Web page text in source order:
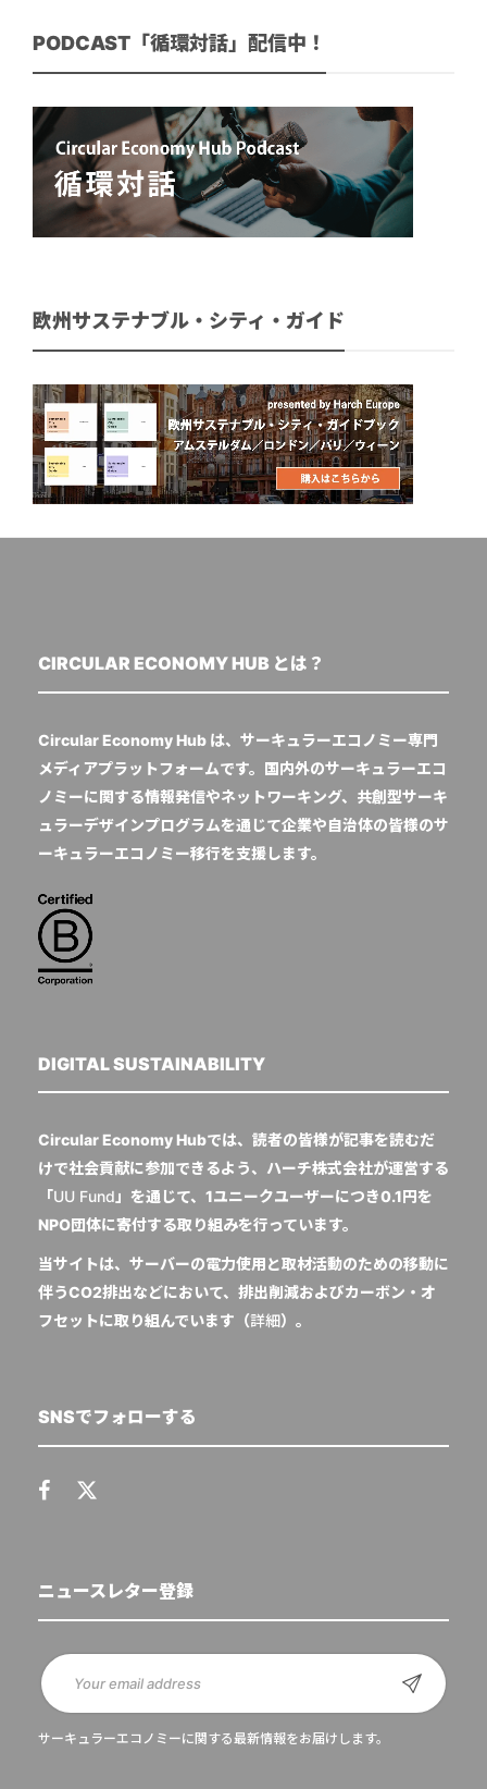
PODCAST「循環対話」配信中！
欧州サステナブル・シティ・ガイド
CIRCULAR ECONOMY HUB とは？
Circular Economy Hub は、サーキュラーエコノミー専門
メディアプラットフォームです。国内外のサーキュラーエコ
ノミーに関する情報発信やネットワーキング、共創型サーキ
ュラーデザインプログラムを通じて企業や自治体の皆様のサ
ーキュラーエコノミー移行を支援します。
DIGITAL SUSTAINABILITY
Circular Economy Hubでは、読者の皆様が記事を読むだ
けで社会貢献に参加できるよう、ハーチ株式会社が運営する
「UU Fund 」を通じて、1ユニークユーザーにつき0.1円を
NPO団体に寄付する取り組みを行っています。
当サイトは、サーバーの電力使用と取材活動のための移動に
伴うCO2排出などにおいて、排出削減およびカーボン・オ
フセットに取り組んでいます（詳細）。
SNSでフォローする
ニュースレター登録
サーキュラーエコノミーに関する最新情報をお届けします。